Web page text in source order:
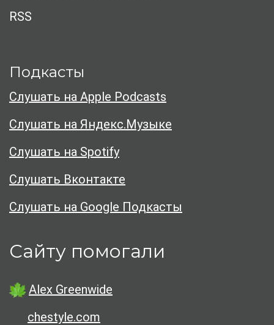
RSS
Подкасты
Слушать на Apple Podcasts
Слушать на Яндекс.Музыке
Слушать на Spotify
Слушать Вконтакте
Слушать на Google Подкасты
Сайту помогали
Alex Greenwide
chestyle.com